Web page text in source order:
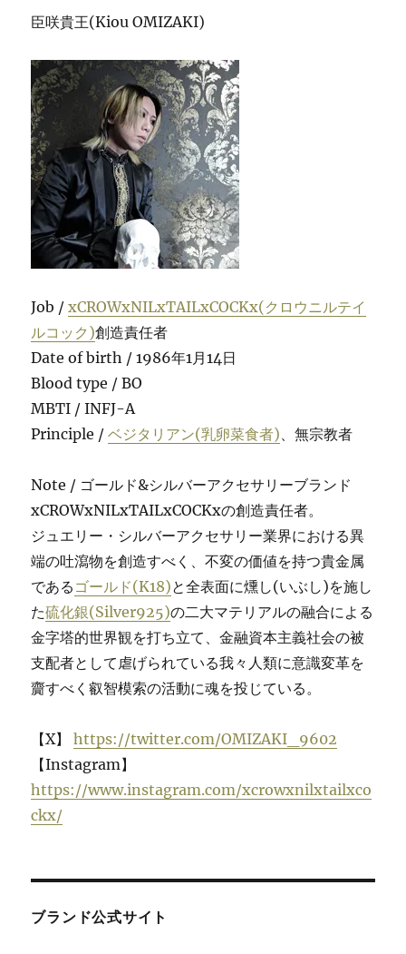
臣咲貴王(Kiou OMIZAKI)
Job /xCROWxNILxTAILxCOCKx(クロウニルテイ
ルコック)創造責任者
Date of birth / 1986年1月14日
Blood type / BO
MBTI / INFJ-A
Principle /ベジタリアン(乳卵菜食者) 、無宗教者
Note / ゴールド&シルバーアクセサリーブランド
xCROWxNILxTAILxCOCKxの創造責任者。
ジュエリー・シルバーアクセサリー業界における異
端の吐瀉物を創造すべく、不変の価値を持つ貴金属
である ゴールド(K18)と全表面に燻し(いぶし)を施し
た硫化銀(Silver925)の二大マテリアルの融合による
金字塔的世界観を打ち立て、金融資本主義社会の被
支配者として虐げられている我々人類に意識変革を
齎すべく叡智模索の活動に魂を投じている。
【X】https://twitter.com/OMIZAKI_9602
【Instagram】
https://www.instagram.com/xcrowxnilxtailxco
ckx/
ブランド公式サイト